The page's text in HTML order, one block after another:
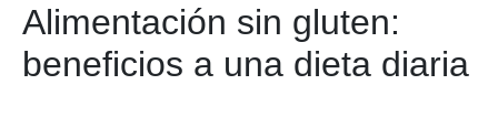
Alimentación sin gluten:
beneficios a una dieta diaria